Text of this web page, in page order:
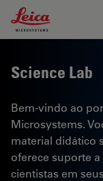
Leica
Science Lab
Bem-vindo ao
Microsystems.
material didático
oferece suporte
cientistas em